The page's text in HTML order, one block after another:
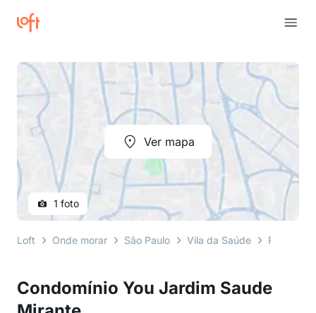
Condomínio You Jardim Saude
Ver mapa
1 foto
Loft Onde morar São Paulo Vila da Saúde Rua